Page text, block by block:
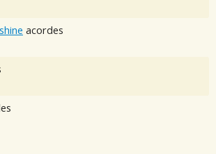
acordes